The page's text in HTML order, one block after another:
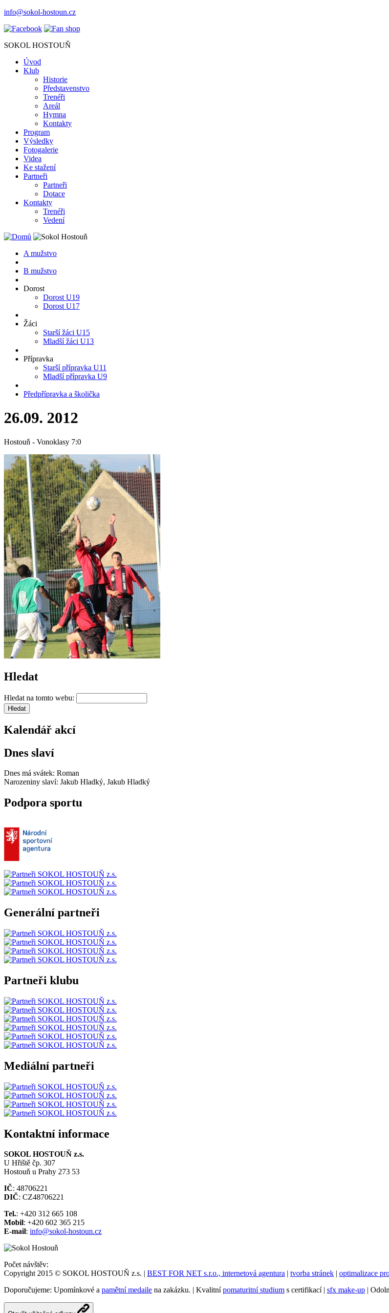
info@sokol-hostoun.cz
SOKOL HOSTOUŇ
Úvod
Klub
Historie
Představenstvo
Trenéři
Areál
Hymna
Kontakty
Program
Výsledky
Fotogalerie
Videa
Ke stažení
Partneři
Partneři
Dotace
Kontakty
Trenéři
Vedení
A mužstvo
B mužstvo
Dorost
Dorost U19
Dorost U17
Žáci
Starší žáci U15
Mladší žáci U13
Přípravka
Starší přípravka U11
Mladší přípravka U9
Předpřípravka a školička
26.09. 2012
Hostouň - Vonoklasy 7:0
Hledat
Hledat na tomto webu:
Kalendář akcí
Dnes slaví
Dnes má svátek: Roman
Narozeniny slaví: Jakub Hladký, Jakub Hladký
Podpora sportu
Generální partneři
Partneři klubu
Mediální partneři
Kontaktní informace
SOKOL HOSTOUŇ z.s.
U Hřiště čp. 307
Hostouň u Prahy 273 53
IČ: 48706221
DIČ: CZ48706221
Tel.: +420 312 665 108
Mobil: +420 602 365 215
E-mail: info@sokol-hostoun.cz
Počet návštěv:
Copyright 2015 © SOKOL HOSTOUŇ z.s. | BEST FOR NET s.r.o., internetová agentura tvorba stránek optimalizace
Doporučujeme: Upomínkové a pamětní medaile na zakázku. | Kvalitní pomaturitní studium s certifikací | sfx make-up |